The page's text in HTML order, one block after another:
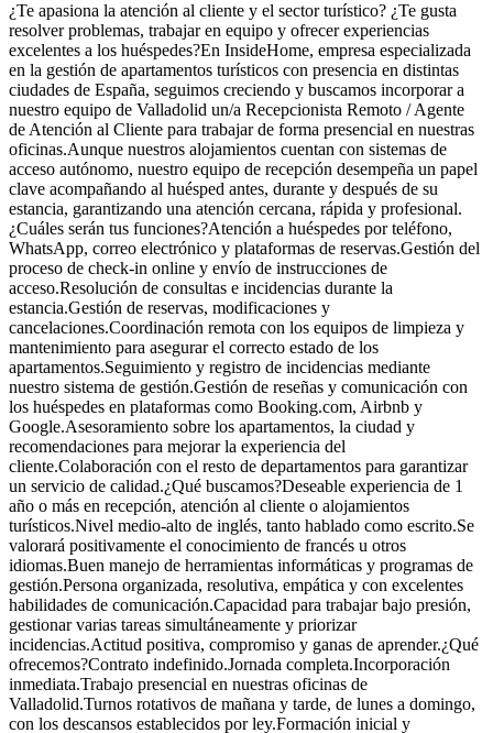
¿Te apasiona la atención al cliente y el sector turístico? ¿Te gusta
resolver problemas, trabajar en equipo y ofrecer experiencias
excelentes a los huéspedes?En InsideHome, empresa especializada
en la gestión de apartamentos turísticos con presencia en distintas
ciudades de España, seguimos creciendo y buscamos incorporar a
nuestro equipo de Valladolid un/a Recepcionista Remoto / Agente
de Atención al Cliente para trabajar de forma presencial en nuestras
oficinas.Aunque nuestros alojamientos cuentan con sistemas de
acceso autónomo, nuestro equipo de recepción desempeña un papel
clave acompañando al huésped antes, durante y después de su
estancia, garantizando una atención cercana, rápida y profesional.
¿Cuáles serán tus funciones?Atención a huéspedes por teléfono,
WhatsApp, correo electrónico y plataformas de reservas.Gestión del
proceso de check-in online y envío de instrucciones de
acceso.Resolución de consultas e incidencias durante la
estancia.Gestión de reservas, modificaciones y
cancelaciones.Coordinación remota con los equipos de limpieza y
mantenimiento para asegurar el correcto estado de los
apartamentos.Seguimiento y registro de incidencias mediante
nuestro sistema de gestión.Gestión de reseñas y comunicación con
los huéspedes en plataformas como Booking.com, Airbnb y
Google.Asesoramiento sobre los apartamentos, la ciudad y
recomendaciones para mejorar la experiencia del
cliente.Colaboración con el resto de departamentos para garantizar
un servicio de calidad.¿Qué buscamos?Deseable experiencia de 1
año o más en recepción, atención al cliente o alojamientos
turísticos.Nivel medio-alto de inglés, tanto hablado como escrito.Se
valorará positivamente el conocimiento de francés u otros
idiomas.Buen manejo de herramientas informáticas y programas de
gestión.Persona organizada, resolutiva, empática y con excelentes
habilidades de comunicación.Capacidad para trabajar bajo presión,
gestionar varias tareas simultáneamente y priorizar
incidencias.Actitud positiva, compromiso y ganas de aprender.¿Qué
ofrecemos?Contrato indefinido.Jornada completa.Incorporación
inmediata.Trabajo presencial en nuestras oficinas de
Valladolid.Turnos rotativos de mañana y tarde, de lunes a domingo,
con los descansos establecidos por ley.Formación inicial y